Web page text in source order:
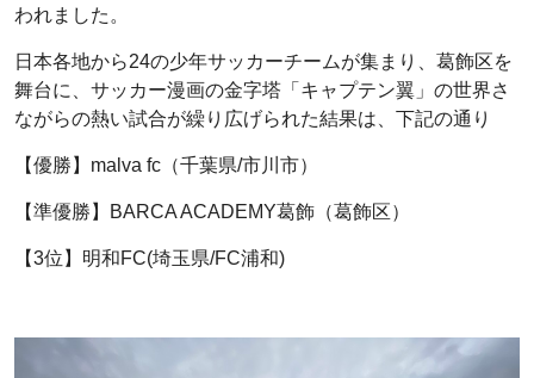
われました。
日本各地から24の少年サッカーチームが集まり、葛飾区を
舞台に、サッカー漫画の金字塔「キャプテン翼」の世界さ
ながらの熱い試合が繰り広げられた結果は、下記の通り
【優勝】malva fc（千葉県/市川市）
【準優勝】BARCA ACADEMY葛飾（葛飾区）
【3位】明和FC(埼玉県/FC浦和)